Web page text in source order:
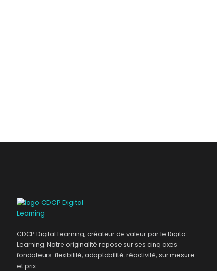
CDCP Digital Learning, créateur de valeur par le Digital
Learning. Notre originalité repose sur ses cinq axes
fondateurs: flexibilité, adaptabilité, réactivité, sur mesure
et prix.